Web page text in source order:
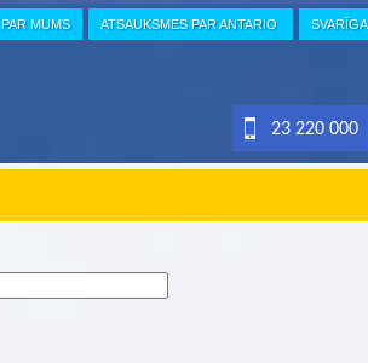
PAR MUMS ATSAUKSMES PAR ANTARIO
23 220 000